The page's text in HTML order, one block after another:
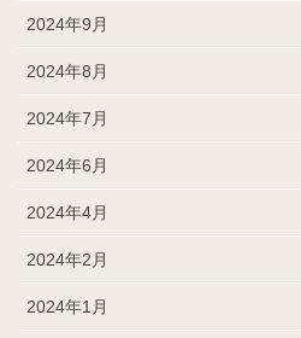
2024年9月
2024年8月
2024年7月
2024年6月
2024年4月
2024年2月
2024年1月